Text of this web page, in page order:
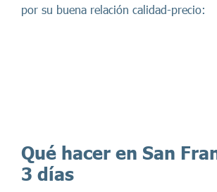
por su buena relación calidad-precio:
Qué hacer en San
3 días